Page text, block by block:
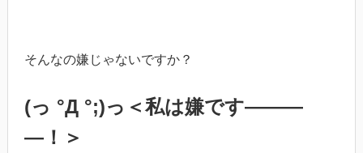
そんなの嫌じゃないですか？
(っ °Д °;)っ＜私は嫌です―――
―！＞